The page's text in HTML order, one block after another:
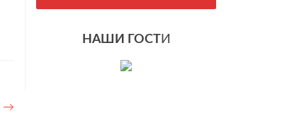
→
НАШИ ГОСТИ